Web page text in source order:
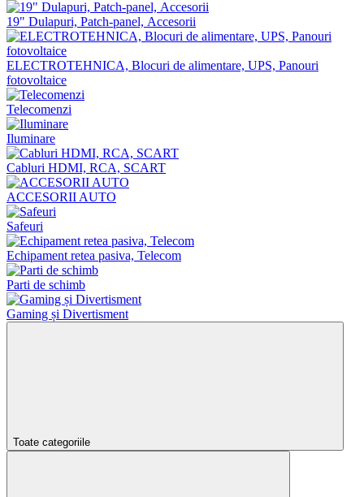
19" Dulapuri, Patch-panel, Аccesorii
ELECTROTEHNICA, Blocuri de alimentare, UPS, Panouri
fotovoltaice
Telecomenzi
Iluminare
Cabluri HDMI, RCA, SCART
ACCESORII AUTO
Safeuri
Echipament retea pasiva, Telecom
Parti de schimb
Gaming și Divertisment
Toate categoriile